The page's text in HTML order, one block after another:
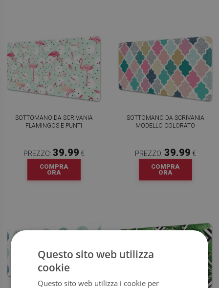
SOTTOMANO DA SCRIVANIA
FLAMINGOS E PUNTI
PREZZO: 39.99 €
COMPRA
ORA
SOTTOMANO DA SCRIVANIA
MODELLO COLORATO
PREZZO: 39.99 €
COMPRA
ORA
Questo sito web utilizza
cookie
Questo sito web utilizza i cookie per